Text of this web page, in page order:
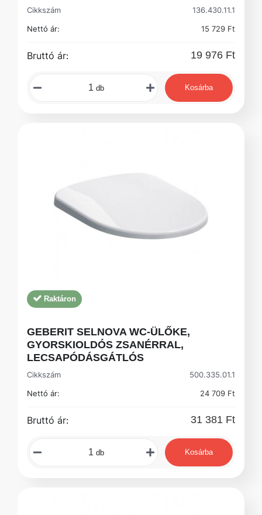
Cikkszám
136.430.11.1
Nettó ár:
15 729 Ft
Bruttó ár: 19 976 Ft
db Kosárba
Raktáron
GEBERIT SELNOVA WC-ÜLŐKE,
GYORSKIOLDÓS ZSANÉRRAL,
LECSAPÓDÁSGÁTLÓS
Cikkszám
500.335.01.1
Nettó ár:
24 709 Ft
Bruttó ár: 31 381 Ft
db Kosárba